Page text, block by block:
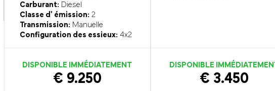
Carburant: Diesel
Classe d' émission: 2
Transmission: Manuelle
Configuration des essieux: 4x2
DISPONIBLE IMMÉDIATEMENT
€ 9.250
DISPONIBLE
€ 3.450